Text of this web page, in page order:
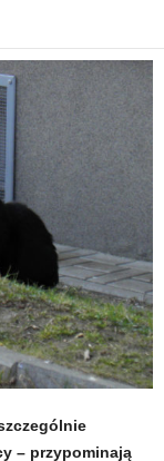
– przypominają